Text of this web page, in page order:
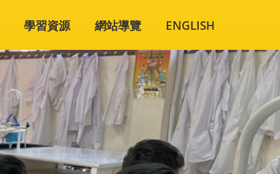
學習資源 網站導覽 ENGLISH